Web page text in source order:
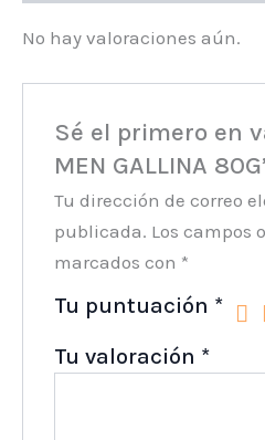
No hay valoraciones aún.
Sé el primero en
MEN GALLINA
Tu dirección de correo
publicada. Los campos
marcados con *
Tu puntuación *
Tu valoración *